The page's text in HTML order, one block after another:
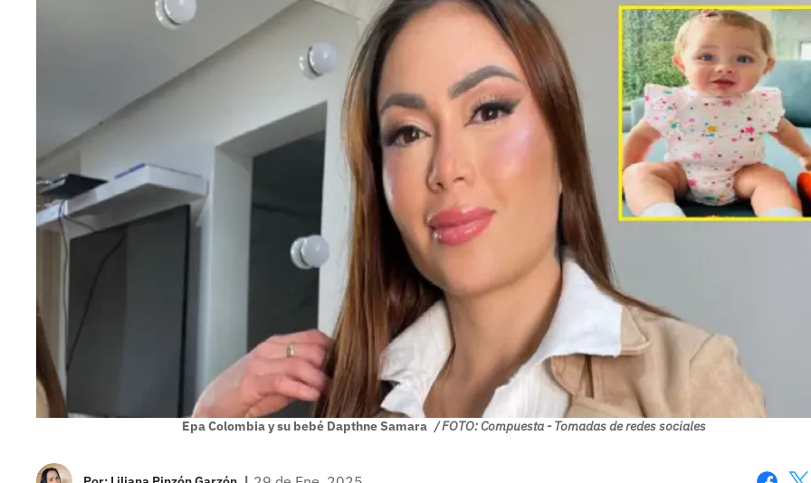
Epa Colombia y su bebé Dapthne Samara / FOTO: Compuesta - Tomadas de redes sociales